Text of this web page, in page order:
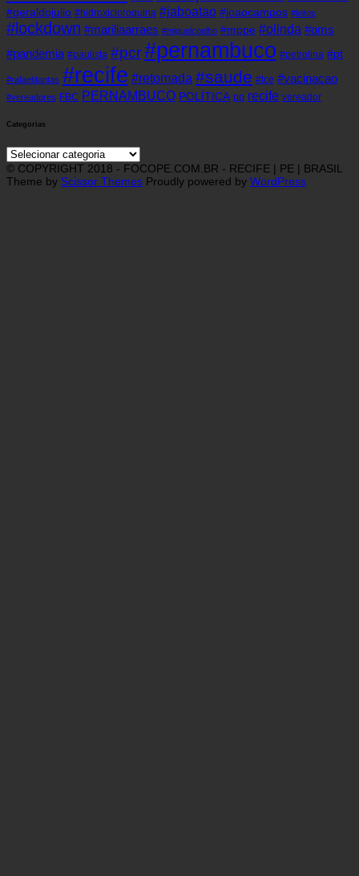
#geraldojulio #hidroxicloroquina #jaboatao #joaocampos #leitos
#lockdown #mariliaarraes #miguelcoelho #mppe #olinda #oms
#pandemia #paulista #pcr#pernambuco #petrolina #pt
#rafaeldantas #recife #retomada #saude #tce #vacinacao
#vereadores FBC PERNAMBUCO POLÍTICA pp recife vereador
Categorias
Categorias
© COPYRIGHT 2018 - FOCOPE.COM.BR - RECIFE | PE | BRASIL
Theme by Scissor Themes Proudly powered by WordPress